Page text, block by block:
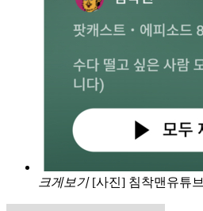
크게보기 [사진] 침착맨유튜브